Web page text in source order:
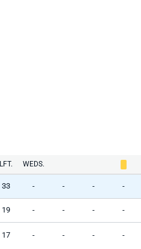
LFT. WEDS.
33 - - - -
19 - - - -
17 - - - -